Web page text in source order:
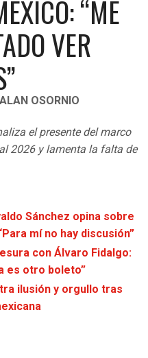
“ME
VER
ALAN OSORNIO
el presente del marco
2026 y lamenta la falta de
Sánchez opina sobre
mí no hay discusión”
con Álvaro Fidalgo:
es otro boleto”
ilusión y orgullo tras